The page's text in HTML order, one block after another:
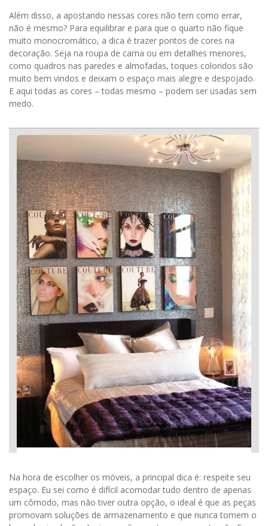
Além disso, a apostando nessas cores não tem como errar,
não é mesmo? Para equilibrar e para que o quarto não fique
muito monocromático, a dica é trazer pontos de cores na
decoração. Seja na roupa de cama ou em detalhes menores,
como quadros nas paredes e almofadas, toques coloridos são
muito bem vindos e deixam o espaço mais alegre e despojado.
E aqui todas as cores – todas mesmo – podem ser usadas sem
medo.
Na hora de escolher os móveis, a principal dica é: respeite seu
espaço. Eu sei como é difícil acomodar tudo dentro de apenas
um cômodo, mas não tiver outra opção, o ideal é que as peças
promovam soluções de armazenamento e que nunca tomem o